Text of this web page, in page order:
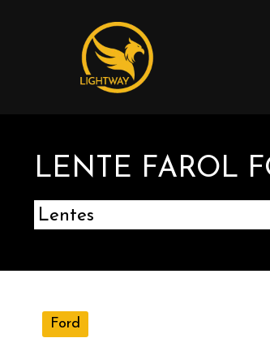
LENTE FAROL
Lentes
Ford